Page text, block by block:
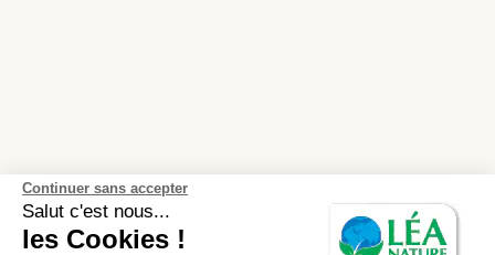
Continuer sans accepter
Salut c'est nous...
les Cookies !